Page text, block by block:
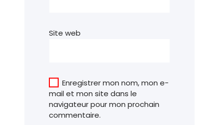
Site web
Enregistrer mon nom, mon e-
mail et mon site dans le
navigateur pour mon prochain
commentaire.